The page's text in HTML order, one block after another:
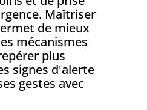
Maîtriser
de mieux
mécanismes
plus
signes d'alerte
gestes avec